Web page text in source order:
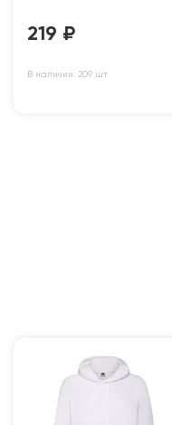
219 ₽
В наличии: 209 шт